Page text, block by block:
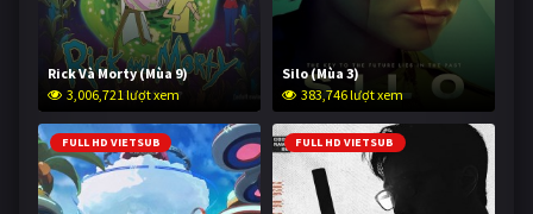
Rick Và Morty (Mùa 9)
3,006,721 lượt xem
Silo (Mùa 3)
383,746 lượt xem
FULL HD VIETSUB FULL HD VIETSUB